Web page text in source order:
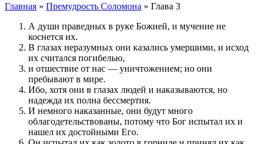
Главная » Премудрость Соломона » Глава 3
А души праведных в руке Божией, и мучение не
коснется их.
В глазах неразумных они казались умершими, и исход
их считался погибелью,
и отшествие от нас — уничтожением; но они
пребывают в мире.
Ибо, хотя они в глазах людей и наказываются, но
надежда их полна бессмертия.
И немного наказанные, они будут много
облагодетельствованы, потому что Бог испытал их и
нашел их достойными Его.